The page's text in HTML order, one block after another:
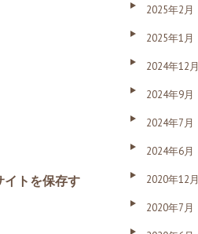
イトを保存す
2025年2月
2025年1月
2024年12月
2024年9月
2024年7月
2024年6月
2020年12月
2020年7月